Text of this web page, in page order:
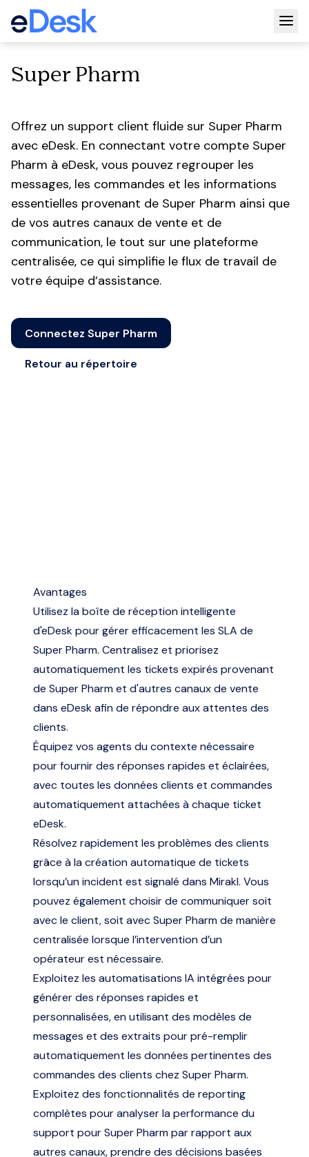
Super Pharm
Offrez un support client fluide sur Super Pharm
avec eDesk. En connectant votre compte Super
Pharm à eDesk, vous pouvez regrouper les
messages, les commandes et les informations
essentielles provenant de Super Pharm ainsi que
de vos autres canaux de vente et de
communication, le tout sur une plateforme
centralisée, ce qui simplifie le flux de travail de
votre équipe d’assistance.
Connectez Super Pharm
Retour au répertoire
Avantages
Utilisez la boîte de réception intelligente
d'eDesk pour gérer efficacement les SLA de
Super Pharm. Centralisez et priorisez
automatiquement les tickets expirés provenant
de Super Pharm et d'autres canaux de vente
dans eDesk afin de répondre aux attentes des
clients.
Équipez vos agents du contexte nécessaire
pour fournir des réponses rapides et éclairées,
avec toutes les données clients et commandes
automatiquement attachées à chaque ticket
eDesk.
Résolvez rapidement les problèmes des clients
grâce à la création automatique de tickets
lorsqu’un incident est signalé dans Mirakl. Vous
pouvez également choisir de communiquer soit
avec le client, soit avec Super Pharm de manière
centralisée lorsque l’intervention d’un
opérateur est nécessaire.
Exploitez les automatisations IA intégrées pour
générer des réponses rapides et
personnalisées, en utilisant des modèles de
messages et des extraits pour pré-remplir
automatiquement les données pertinentes des
commandes des clients chez Super Pharm.
Exploitez des fonctionnalités de reporting
complètes pour analyser la performance du
support pour Super Pharm par rapport aux
autres canaux, prendre des décisions basées